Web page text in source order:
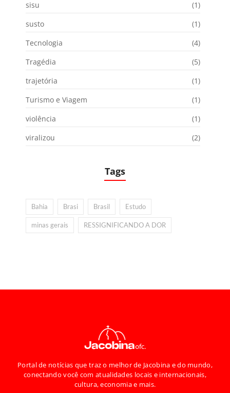
sisu
(1)
susto
(1)
Tecnologia
(4)
Tragédia
(5)
trajetória
(1)
Turismo e Viagem
(1)
violência
(1)
viralizou
(2)
Tags
Bahia Brasi Brasil Estudo
minas gerais RESSIGNIFICANDO A DOR
Portal de notícias que traz o melhor de Jacobina e do mundo,
conectando você com atualidades locais e internacionais,
cultura, economia e mais.